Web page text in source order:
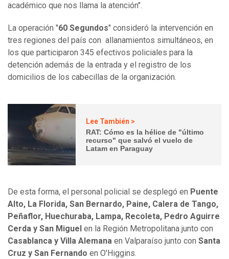
académico que nos llama la atención".
La operación "60 Segundos" consideró la intervención en
tres regiones del país con allanamientos simultáneos, en
los que participaron 345 efectivos policiales para la
detención además de la entrada y el registro de los
domicilios de los cabecillas de la organización.
Lee También >
RAT: Cómo es la hélice de "último
recurso" que salvó el vuelo de
Latam en Paraguay
De esta forma, el personal policial se desplegó en Puente
Alto, La Florida, San Bernardo, Paine, Calera de Tango,
Peñaflor, Huechuraba, Lampa, Recoleta, Pedro Aguirre
Cerda y San Miguel en la Región Metropolitana junto con
Casablanca y Villa Alemana en Valparaíso junto con Santa
Cruz y San Fernando en O'Higgins.